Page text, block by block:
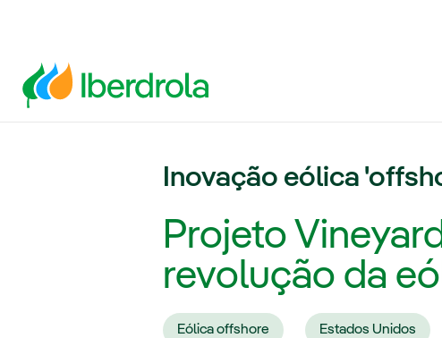
Inovação eólica
Projeto
revolução da
Eólica offshore Estados Unidos